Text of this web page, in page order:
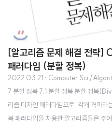
[알고리즘 문제 해결 전략
패러다임 (분할 정복)
2022.03.21 · Computer Sci./
7 분할 정복 7.1 분할 정복 분할 정복
리즘 디자인 패러다임으로, 각개 격파라
복 패러다임을 차용한 알고리즘들은 주